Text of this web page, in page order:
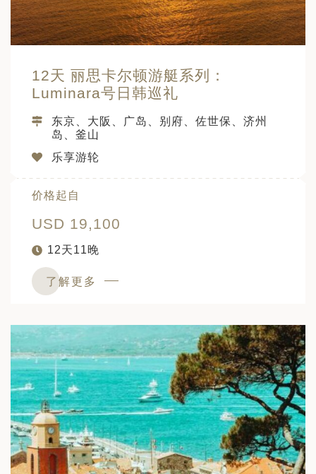
12天 丽思卡尔顿游艇系列：
Luminara号日韩巡礼
东京、大阪、广岛、别府、佐世保、济州
岛、釜山
乐享游轮
价格起自
USD 19,100
12天11晚
了解更多